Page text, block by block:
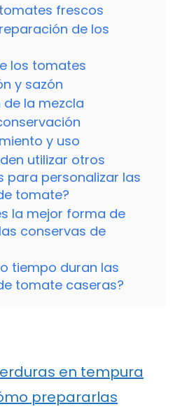
frescos
de los
los tomates
y sazón
de la mezcla
y uso
utilizar otros
para personalizar las
tomate?
la mejor forma de
conservas de
tiempo duran las
tomate caseras?
en tempura
prepararlas